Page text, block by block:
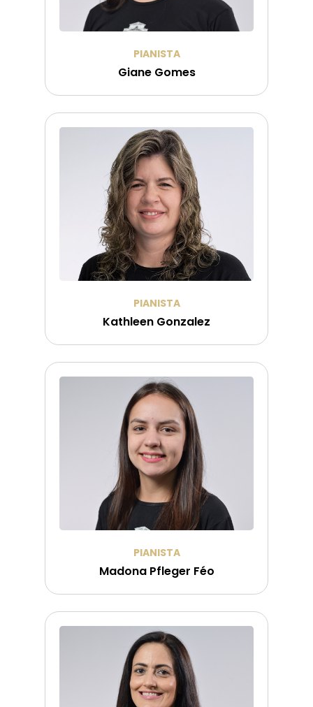
PIANISTA
Giane Gomes
PIANISTA
Kathleen Gonzalez
PIANISTA
Madona Pfleger Féo